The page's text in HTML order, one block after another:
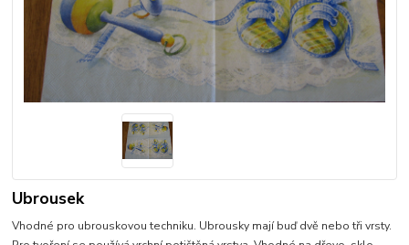
Ubrousek
Vhodné pro ubrouskovou techniku. Ubrousky mají buď dvě nebo tři vrsty.